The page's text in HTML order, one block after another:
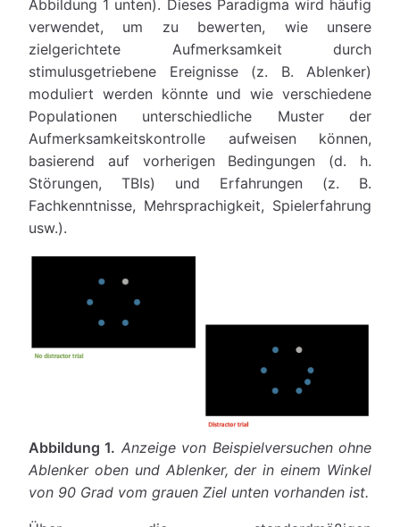
Abbildung 1 unten). Dieses Paradigma wird häufig
verwendet, um zu bewerten, wie unsere
zielgerichtete Aufmerksamkeit durch
stimulusgetriebene Ereignisse (z. B. Ablenker)
moduliert werden könnte und wie verschiedene
Populationen unterschiedliche Muster der
Aufmerksamkeitskontrolle aufweisen können,
basierend auf vorherigen Bedingungen (d. h.
Störungen, TBIs) und Erfahrungen (z. B.
Fachkenntnisse, Mehrsprachigkeit, Spielerfahrung
usw.).
Abbildung 1. Anzeige von Beispielversuchen ohne
Ablenker oben und Ablenker, der in einem Winkel
von 90 Grad vom grauen Ziel unten vorhanden ist.